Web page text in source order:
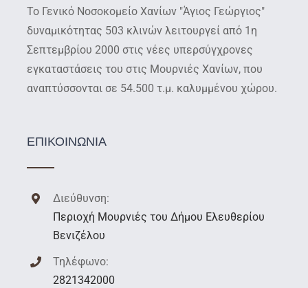
Το Γενικό Νοσοκομείο Χανίων "Άγιος Γεώργιος"
δυναμικότητας 503 κλινών λειτουργεί από 1η
Σεπτεμβρίου 2000 στις νέες υπερσύγχρονες
εγκαταστάσεις του στις Μουρνιές Χανίων, που
αναπτύσσονται σε 54.500 τ.μ. καλυμμένου χώρου.
ΕΠΙΚΟΙΝΩΝΙΑ
Διεύθυνση:
Περιοχή Μουρνιές του Δήμου Ελευθερίου
Βενιζέλου
Τηλέφωνο:
2821342000